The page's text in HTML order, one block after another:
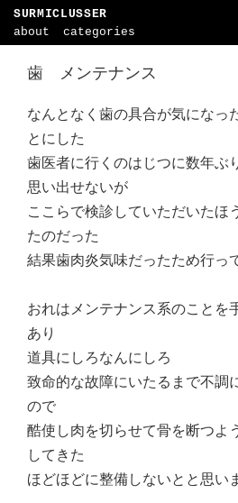
SURMICLUSSER
about
categories
歯 メンテナンス
なんとなく歯の具合が気になっ
とにした
歯医者に行くのはじつに数年ぶ
思い出せないが
ここらで検診していただいたほ
たのだった
結果歯肉炎気味だったため行っ
おれはメンテナンス系のことを
あり
道具にしろなんにしろ
致命的な故障にいたるまで不調
ので
酷使し肉を切らせて骨を断つよ
してきた
ほどほどに整備しないとと思い